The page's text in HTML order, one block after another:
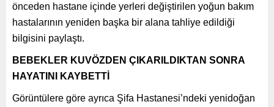
önceden hastane içinde yerleri değiştirilen yoğun bakım
hastalarının yeniden başka bir alana tahliye edildiği
bilgisini paylaştı.
BEBEKLER KUVÖZDEN ÇIKARILDIKTAN SONRA
HAYATINI KAYBETTİ
Görüntülere göre ayrıca Şifa Hastanesi’ndeki yenidoğan